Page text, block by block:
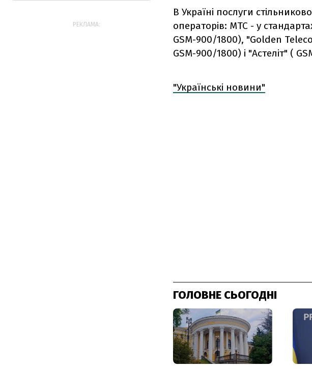
В Україні послуги
операторів: МТС - у
GSM-900/1800), "Golden
GSM-900/1800) і "Астеліт" (
"Українські новини"
ГОЛОВНЕ СЬОГОДНІ
РЕКЛАМА: